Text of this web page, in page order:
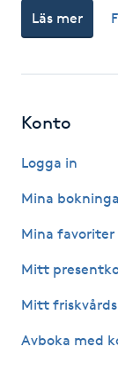
IPL
Japansk massage
Läs mer
Konto
Logga in
Mina
Mina favoriter
Mitt
Mitt
Avboka med